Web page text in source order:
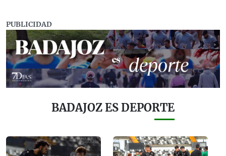
PUBLICIDAD
BADAJOZ ES DEPORTE